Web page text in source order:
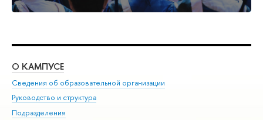
О КАМПУСЕ
Сведения об образовательной организации
Руководство и структура
Подразделения